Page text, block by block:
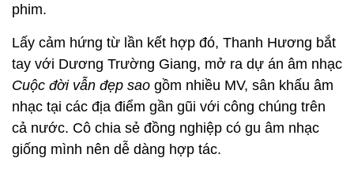
phim.
Lấy cảm hứng từ lần kết hợp đó, Thanh Hương bắt
tay với Dương Trường Giang, mở ra dự án âm nhạc
Cuộc đời vẫn đẹp sao gồm nhiều MV, sân khấu âm
nhạc tại các địa điểm gần gũi với công chúng trên
cả nước. Cô chia sẻ đồng nghiệp có gu âm nhạc
giống mình nên dễ dàng hợp tác.